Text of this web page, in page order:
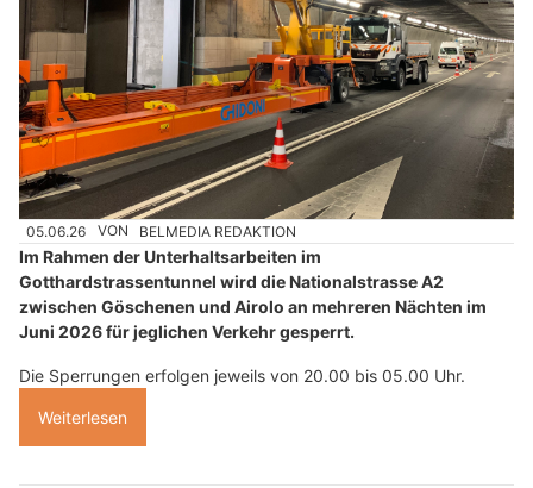
05.06.26 VON BELMEDIA REDAKTION
Im Rahmen der Unterhaltsarbeiten im
Gotthardstrassentunnel wird die Nationalstrasse A2
zwischen Göschenen und Airolo an mehreren Nächten im
Juni 2026 für jeglichen Verkehr gesperrt.
Die Sperrungen erfolgen jeweils von 20.00 bis 05.00 Uhr.
Weiterlesen